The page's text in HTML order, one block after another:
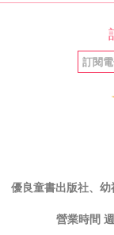
優良童書出版社、
營業時間